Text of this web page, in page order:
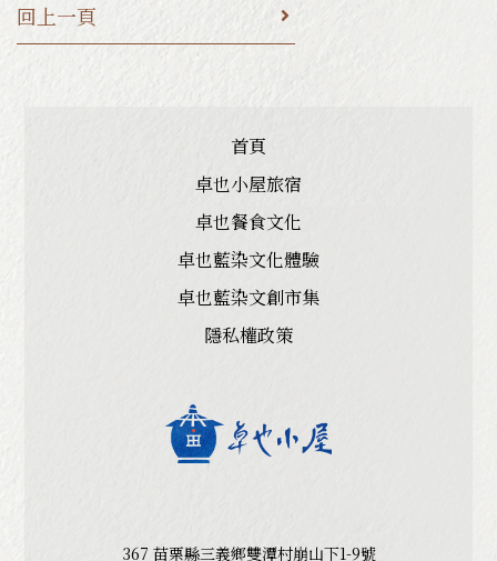
回上一頁
首頁
卓也小屋旅宿
卓也餐食文化
卓也藍染文化體驗
卓也藍染文創市集
隱私權政策
367 苗栗縣三義鄉雙潭村崩山下1-9號